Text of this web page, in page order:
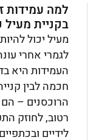
למה עמידות
בקניית מעיל
מעיל יכול
לגמרי אחרי
העמידות היא
חכמה לבין
הרוכסנים –
רטוב, לחוזק
לידיים